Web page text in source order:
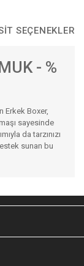
SEÇENEKLERI
- %
Erkek Boxer,
sayesinde
da tarzınızı
sunan bu
ve diğer
formunu